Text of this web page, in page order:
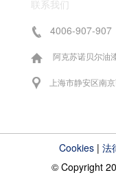
联系我们
4006-907-907
阿克苏诺贝尔油
上海市静安区南
Cookies |法
© Copyright